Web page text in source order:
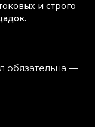
и строго
обязательна —